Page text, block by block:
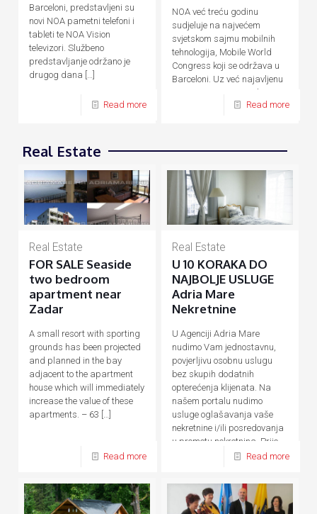
Barceloni, predstavljeni su
novi NOA pametni telefoni i
tableti te NOA Vision
televizori. Službeno
predstavljanje održano je
drugog dana […]
Read more
NOA već treću godinu
sudjeluje na najvećem
svjetskom sajmu mobilnih
tehnologija, Mobile World
Congress koji se održava u
Barceloni. Uz već najavljenu
novu F seriju pametnih
uređaja temeljenu na AI[…]
Read more
Real Estate
Real Estate
FOR SALE Seaside
two bedroom
apartment near
Zadar
A small resort with sporting
grounds has been projected
and planned in the bay
adjacent to the apartment
house which will immediately
increase the value of these
apartments. – 63 […]
Read more
Real Estate
U 10 KORAKA DO
NAJBOLJE USLUGE
Adria Mare
Nekretnine
U Agenciji Adria Mare
nudimo Vam jednostavnu,
povjerljivu osobnu uslugu
bez skupih dodatnih
opterećenja klijenata. Na
našem portalu nudimo
usluge oglašavanja vaše
nekretnine i/ili posredovanja
u prometu nekretnina. Prije,
Read more